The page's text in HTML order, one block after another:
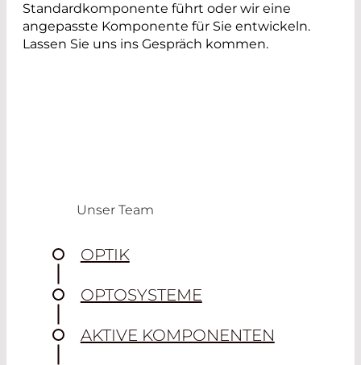
Standardkomponente führt oder wir eine
angepasste Komponente für Sie entwickeln.
Lassen Sie uns ins Gespräch kommen.
Unser Team
OPTIK
OPTOSYSTEME
AKTIVE KOMPONENTEN